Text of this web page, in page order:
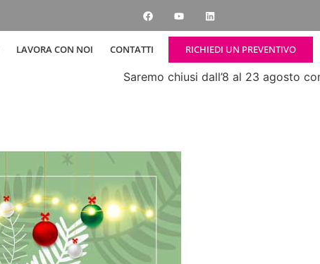
LAVORA CON NOI CONTATTI RICHIEDI UN PREVENTIVO
Saremo chiusi dall’8 al 23 agosto